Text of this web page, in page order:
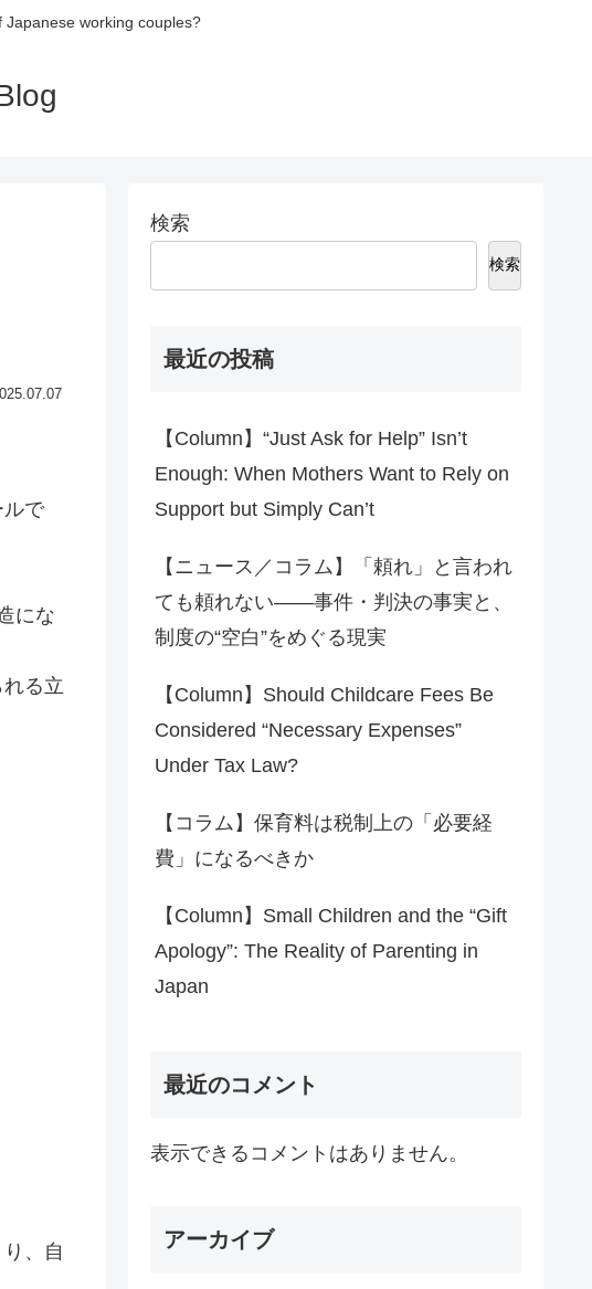
working couples?
ルで
にな
る立
、自
検索
検索
最近の投稿
【Column】“Just Ask for Help” Isn’t
Enough: When Mothers Want to Rely on
Support but Simply Can’t
【ニュース／コラム】「頼れ」と言われ
ても頼れない――事件・判決の事実と、
制度の“空白”をめぐる現実
【Column】Should Childcare Fees Be
Considered “Necessary Expenses”
Under Tax Law?
【コラム】保育料は税制上の「必要経
費」になるべきか
【Column】Small Children and the “Gift
Apology”: The Reality of Parenting in
Japan
最近のコメント
表示できるコメントはありません。
アーカイブ